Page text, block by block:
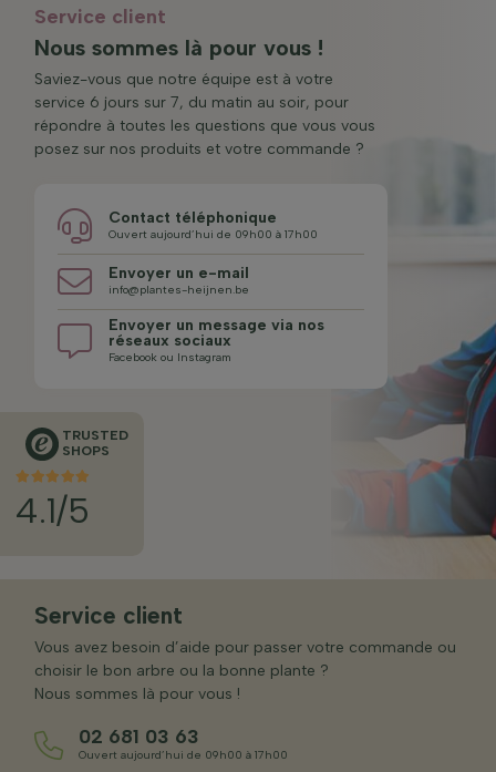
Service client
Nous sommes là pour vous !
Saviez-vous que notre équipe est à votre
service 6 jours sur 7, du matin au soir, pour
répondre à toutes les questions que vous vous
posez sur nos produits et votre commande ?
Contact téléphonique
Ouvert aujourd’hui de 09h00 à 17h00
Envoyer un e-mail
info@plantes-heijnen.be
Envoyer un message via nos
réseaux sociaux
Facebook ou Instagram
TRUSTED
SHOPS
4.1/5
Service client
Vous avez besoin d’aide pour passer votre commande ou
choisir le bon arbre ou la bonne plante ?
Nous sommes là pour vous !
02 681 03 63
Ouvert aujourd’hui de 09h00 à 17h00